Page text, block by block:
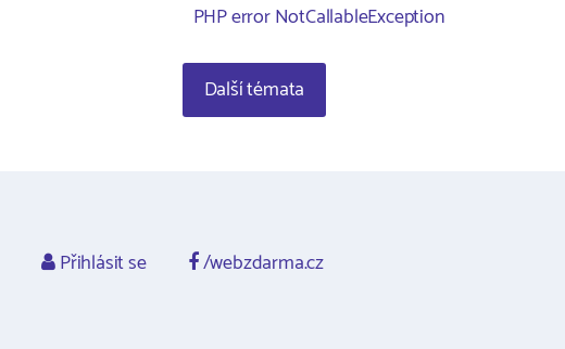
PHP error NotCallableException
Další témata
Přihlásit se /webzdarma.cz